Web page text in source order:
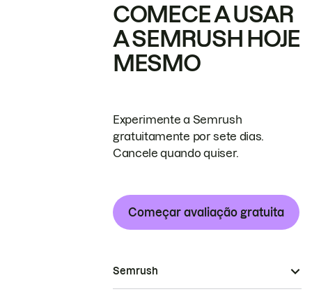
COMECE A USAR
A SEMRUSH HOJE
MESMO
Experimente a Semrush
gratuitamente por sete dias.
Cancele quando quiser.
Começar avaliação gratuita
Semrush